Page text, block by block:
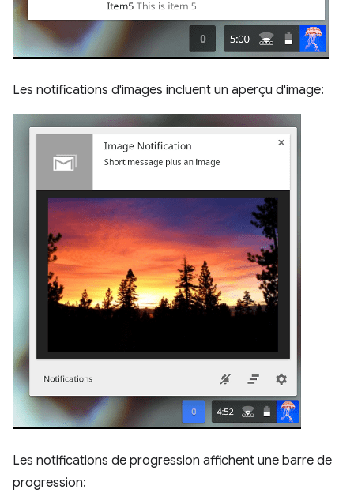
Les notifications d'images incluent un aperçu d'image:
Les notifications de progression affichent une barre de
progression: